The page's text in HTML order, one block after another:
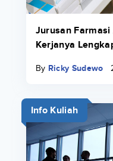
Jurusan
Kerjanya
By Ricky Sudewo
Info Kuliah